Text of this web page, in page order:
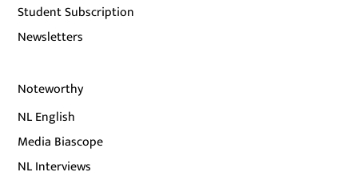
Student Subscription
Newsletters
Noteworthy
NL English
Media Biascope
NL Interviews